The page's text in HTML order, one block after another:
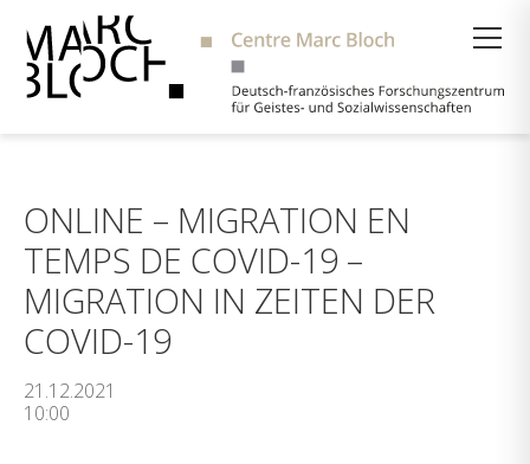
ONLINE – MIGRATION EN
TEMPS DE COVID-19 –
MIGRATION IN ZEITEN DER
COVID-19
21.12.2021
10:00